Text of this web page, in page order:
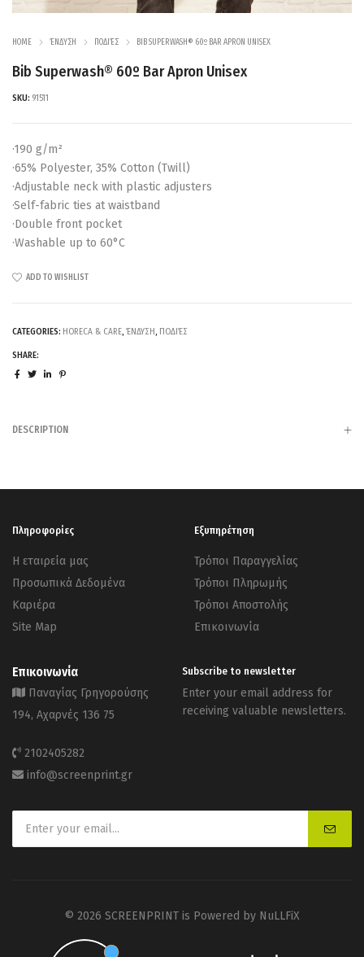
HOME ΈΝΔΥΣΗ ΠΟΔΙΈΣ BIB SUPERWASH® 60º BAR APRON UNISEX
Bib Superwash® 60º Bar Apron Unisex
SKU: 91511
·190 g/m²
·65% Polyester, 35% Cotton (Twill)
·Adjustable neck with plastic adjusters
·Self-fabric ties at waistband
·Double front pocket
·Washable up to 60°C
ADD TO WISHLIST
CATEGORIES: HORECA & CARE, ΈΝΔΥΣΗ, ΠΟΔΙΈΣ
SHARE:
DESCRIPTION
Πληροφορίες
Η εταιρεία μας
Προσωπικά Δεδομένα
Καριέρα
Site Map
Εξυπηρέτηση
Τρόποι Παραγγελίας
Τρόποι Πληρωμής
Τρόποι Αποστολής
Επικοινωνία
Επικοινωνία
Παναγίας Γρηγορούσης
194, Αχαρνές 136 75
2102405282
info@screenprint.gr
Subscribe to newsletter
Enter your email address for
receiving valuable newsletters.
© 2026 SCREENPRINT is Powered by NuLLFiX